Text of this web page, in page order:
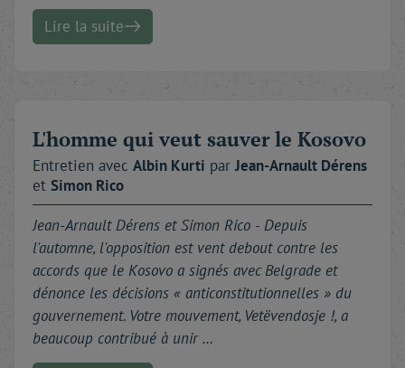
Lire la suite
L'homme qui veut sauver le Kosovo
Entretien avec Albin Kurti parJean-Arnault Dérens
et Simon Rico
Jean-Arnault Dérens et Simon Rico - Depuis
l'automne, l'opposition est vent debout contre les
accords que le Kosovo a signés avec Belgrade et
dénonce les décisions « anticonstitutionnelles » du
gouvernement. Votre mouvement, Vetëvendosje !, a
beaucoup contribué à unir …